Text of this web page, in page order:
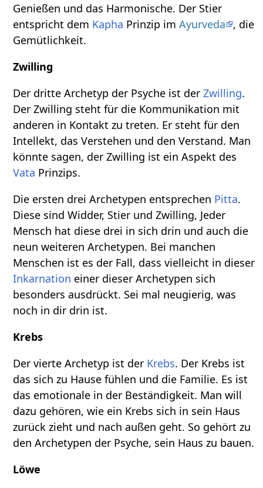
Genießen und das Harmonische. Der Stier
entspricht dem Kapha Prinzip imAyurveda
, die
Gemütlichkeit.
Zwilling
Der dritte Archetyp der Psyche ist derZwilling.
Der Zwilling steht für die Kommunikation mit
anderen in Kontakt zu treten. Er steht für den
Intellekt, das Verstehen und den Verstand. Man
könnte sagen, der Zwilling ist ein Aspekt des
Vata Prinzips.
Die ersten drei Archetypen entsprechen Pitta.
Diese sind Widder, Stier und Zwilling, Jeder
Mensch hat diese drei in sich drin und auch die
neun weiteren Archetypen. Bei manchen
Menschen ist es der Fall, dass vielleicht in dieser
Inkarnation einer dieser Archetypen sich
besonders ausdrückt. Sei mal neugierig, was
noch in dir drin ist.
Krebs
Der vierte Archetyp ist der Krebs. Der Krebs ist
das sich zu Hause fühlen und die Familie. Es ist
das emotionale in der Beständigkeit. Man will
dazu gehören, wie ein Krebs sich in sein Haus
zurück zieht und nach außen geht. So gehört zu
den Archetypen der Psyche, sein Haus zu bauen.
Löwe